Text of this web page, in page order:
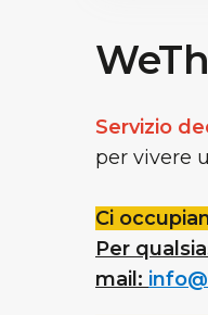
Servizio
per vivere
Ci
Per
mail: